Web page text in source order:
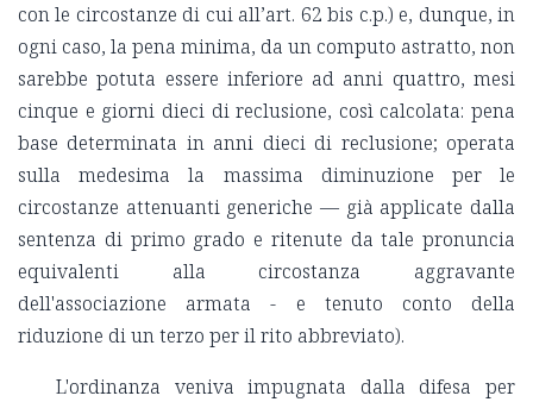
con le circostanze di cui all’art. 62 bis c.p.) e, dunque, in
ogni caso, la pena minima, da un computo astratto, non
sarebbe potuta essere inferiore ad anni quattro, mesi
cinque e giorni dieci di reclusione, così calcolata: pena
base determinata in anni dieci di reclusione; operata
sulla medesima la massima diminuzione per le
circostanze attenuanti generiche — già applicate dalla
sentenza di primo grado e ritenute da tale pronuncia
equivalenti alla circostanza aggravante
dell'associazione armata - e tenuto conto della
riduzione di un terzo per il rito abbreviato).
L'ordinanza veniva impugnata dalla difesa per